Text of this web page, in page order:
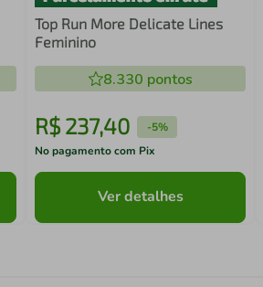
Top Run More Delicate Lines
Feminino
8.330 pontos
R$ 237,40 -5%
No pagamento com Pix
Ver detalhes